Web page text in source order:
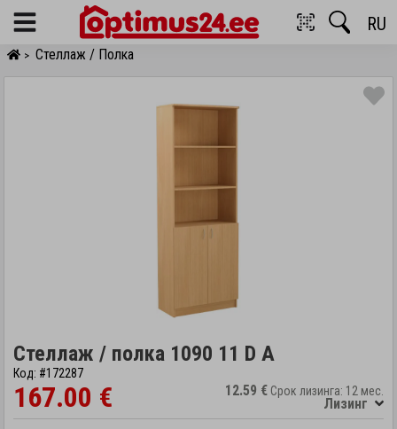
Menu RU
> Стеллаж / Полка
Стеллаж / полка 1090 11 D A
Код: #172287
167.00 € 12.59 € Срок лизинга: 12 мес.
Лизинг